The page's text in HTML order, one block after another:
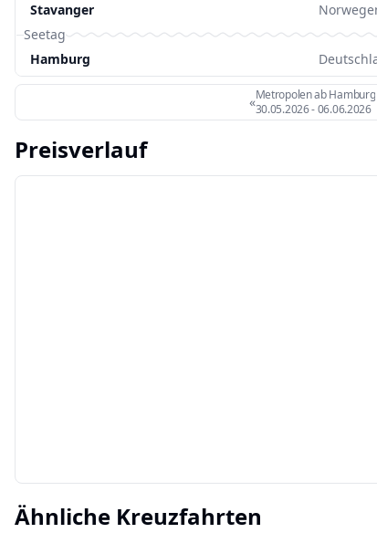
Stavanger
Seetag
Hamburg
«Metropolen ab Hamburg
30.05.2026-06.06.2026
Preisverlauf
Ähnliche Kreuzfahrten